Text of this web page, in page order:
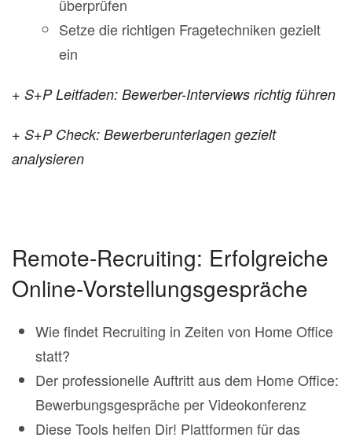
überprüfen
Setze die richtigen Fragetechniken gezielt
ein
+ S+P Leitfaden: Bewerber-Interviews richtig führen
+ S+P Check: Bewerberunterlagen gezielt
analysieren
Remote-Recruiting: Erfolgreiche
Online-Vorstellungsgespräche
Wie findet Recruiting in Zeiten von Home Office
statt?
Der professionelle Auftritt aus dem Home Office:
Bewerbungsgespräche per Videokonferenz
Diese Tools helfen Dir! Plattformen für das